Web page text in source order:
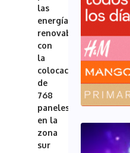
las
energías
renovables
con
la
colocación
de
768
paneles
en la
zona
sur